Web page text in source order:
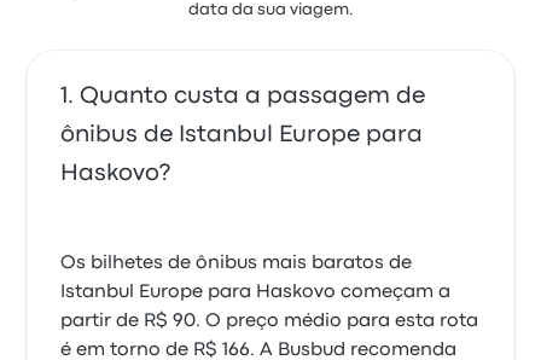
data da sua viagem.
Quanto custa a passagem de
ônibus de Istanbul Europe para
Haskovo?
Os bilhetes de ônibus mais baratos de
Istanbul Europe para Haskovo começam a
partir de R$ 90. O preço médio para esta rota
é em torno de R$ 166. A Busbud recomenda